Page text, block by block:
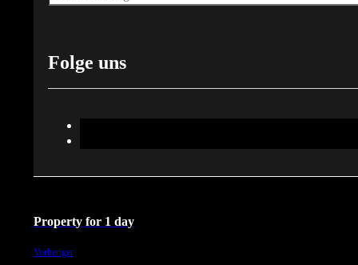
Folge uns
Vorheriger
Property for 1 day